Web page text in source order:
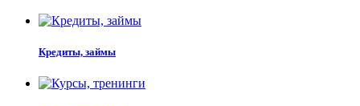
Кредиты, займы